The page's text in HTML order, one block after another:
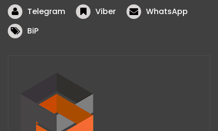
Telegram Viber
WhatsApp
BiP